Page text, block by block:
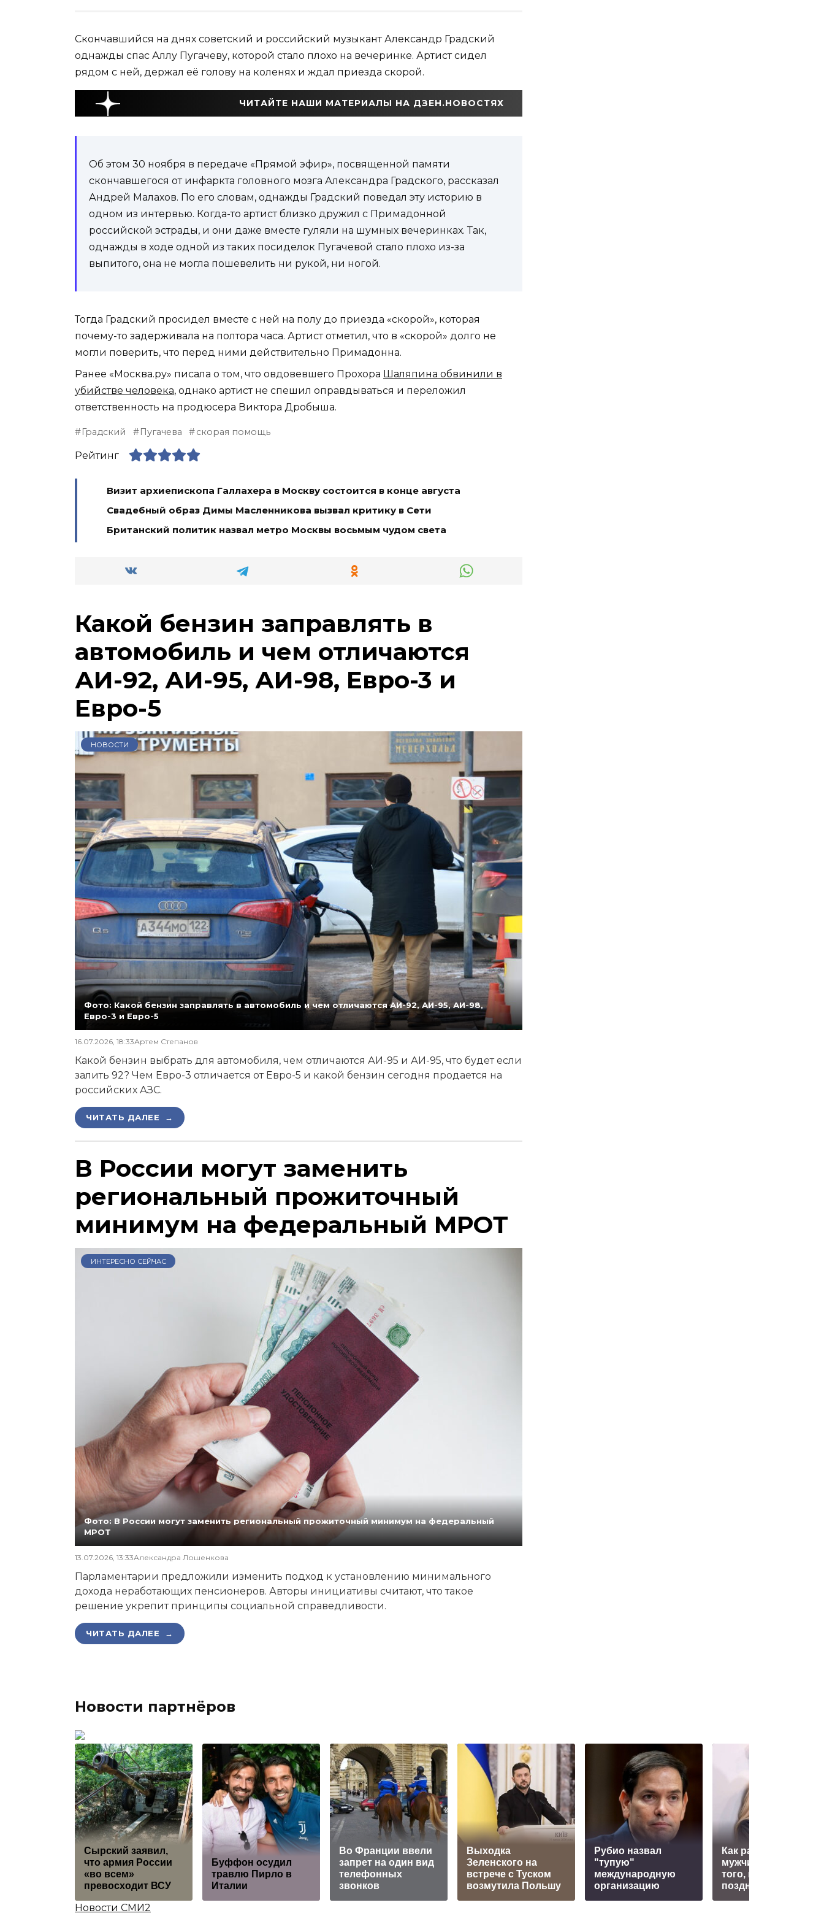
Скончавшийся на днях советский и российский музыкант Александр Градский
однажды спас Аллу Пугачеву, которой стало плохо на вечеринке. Артист сидел
рядом с ней, держал её голову на коленях и ждал приезда скорой.
ЧИТАЙТЕ НАШИ МАТЕРИАЛЫ НА ДЗЕН.НОВОСТЯХ
Об этом 30 ноября в передаче «Прямой эфир», посвященной памяти
скончавшегося от инфаркта головного мозга Александра Градского, рассказал
Андрей Малахов. По его словам, однажды Градский поведал эту историю в
одном из интервью. Когда-то артист близко дружил с Примадонной
российской эстрады, и они даже вместе гуляли на шумных вечеринках. Так,
однажды в ходе одной из таких посиделок Пугачевой стало плохо из-за
выпитого, она не могла пошевелить ни рукой, ни ногой.
Тогда Градский просидел вместе с ней на полу до приезда «скорой», которая
почему-то задерживала на полтора часа. Артист отметил, что в «скорой» долго не
могли поверить, что перед ними действительно Примадонна.
Ранее «Москва.ру» писала о том, что овдовевшего Прохора Шаляпина обвинили в
убийстве человека, однако артист не спешил оправдываться и переложил
ответственность на продюсера Виктора Дробыша.
Градский Пугачева скорая помощь
Рейтинг
Визит архиепископа Галлахера в Москву состоится в конце августа
Свадебный образ Димы Масленникова вызвал критику в Сети
Британский политик назвал метро Москвы восьмым чудом света
Какой бензин заправлять в
автомобиль и чем отличаются
АИ-92, АИ-95, АИ-98, Евро-3 и
Евро-5
НОВОСТИ
Фото: Какой бензин заправлять в автомобиль и чем отличаются АИ-92, АИ-95, АИ-98,
Евро-3 и Евро-5
16.07.2026, 18:33Артем Степанов
Какой бензин выбрать для автомобиля, чем отличаются АИ-95 и АИ-95, что будет если
залить 92? Чем Евро-3 отличается от Евро-5 и какой бензин сегодня продается на
российских АЗС.
ЧИТАТЬ ДАЛЕЕ →
В России могут заменить
региональный прожиточный
минимум на федеральный МРОТ
ИНТЕРЕСНО СЕЙЧАС
Фото: В России могут заменить региональный прожиточный минимум на федеральный
МРОТ
13.07.2026, 13:33Александра Лошенкова
Парламентарии предложили изменить подход к установлению минимального
дохода неработающих пенсионеров. Авторы инициативы считают, что такое
решение укрепит принципы социальной справедливости.
ЧИТАТЬ ДАЛЕЕ →
Новости партнёров
Сырский заявил,
что армия России
«во всем»
превосходит ВСУ
Буффон осудил
травлю Пирло в
Италии
Во Франции ввели
запрет на один вид
телефонных
звонков
Выходка
Зеленского на
встрече с Туском
возмутила Польшу
Рубио назвал
"тупую"
международную
организацию
Как распознать
мужчину-тирана до
того, как станет
поздно
Новости СМИ2